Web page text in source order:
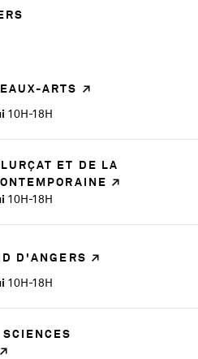
ARTS
10H-18H
ET DE LA
10H-18H
D'ANGERS
10H-18H